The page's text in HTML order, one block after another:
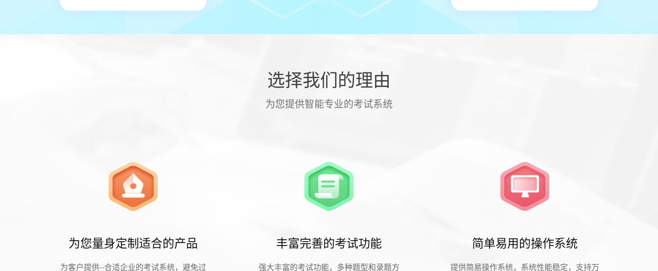
选择我们的理由
为您提供智能专业的考试系统
为您量身定制适合的产品
为客户提供--合适企业的考试系统，避免过
丰富完善的考试功能
强大丰富的考试功能，多种题型和录题方
简单易用的操作系统
提供简易操作系统，系统性能稳定，支持万